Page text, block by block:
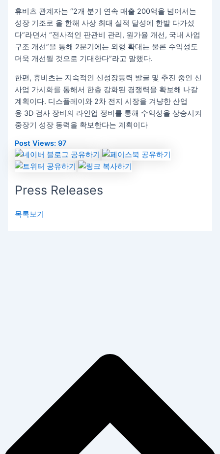
휴비츠 관계자는 “2개 분기 연속 매출 200억을 넘어서는
성장 기조로 올 한해 사상 최대 실적 달성에 한발 다가섰
다”라면서 “전사적인 판관비 관리, 원가율 개선, 국내 사업
구조 개선”을 통해 2분기에는 외형 확대는 물론 수익성도
더욱 개선될 것으로 기대한다”라고 말했다.
한편, 휴비츠는 지속적인 신성장동력 발굴 및 추진 중인 신
사업 가시화를 통해서 한층 강화된 경쟁력을 확보해 나갈
계획이다. 디스플레이와 2차 전지 시장을 겨냥한 산업
용 3D 검사 장비의 라인업 정비를 통해 수익성을 상승시켜
중장기 성장 동력을 확보한다는 계획이다
Post Views: 97
Press Releases
목록보기